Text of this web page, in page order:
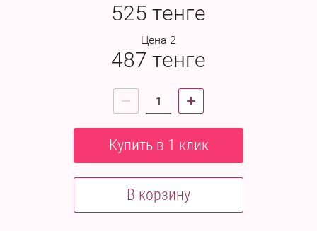
525 тенге
Цена 2
487 тенге
Купить в 1 клик
В корзину